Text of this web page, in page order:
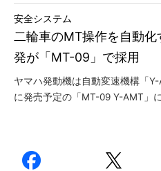
二輪車のMT操作を自動
発が「MT-09」で採用
安全システム
ヤマハ発動機は自動変速機構「
に発売予定の「MT-09 Y-AMT」